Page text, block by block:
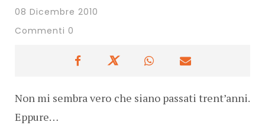
08 Dicembre 2010
Commenti 0
Non mi sembra vero che siano passati trent’anni.
Eppure…